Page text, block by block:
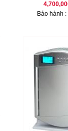
Bảo hành